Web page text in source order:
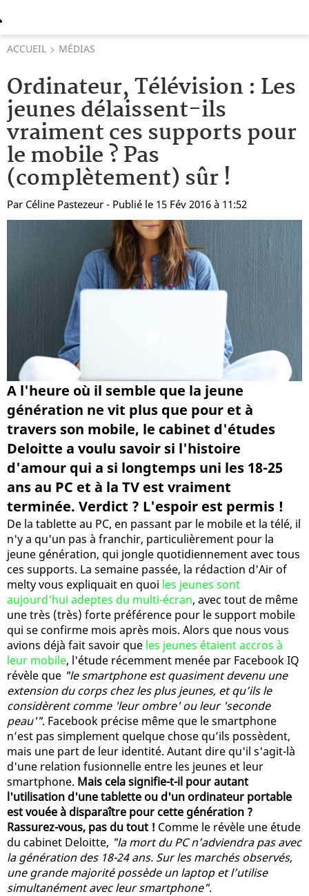
ACCUEIL MÉDIAS
Ordinateur, Télévision : Les
jeunes délaissent-ils
vraiment ces supports pour
le mobile ? Pas
(complètement) sûr !
Par Céline Pastezeur - Publié le 15 Fév 2016 à 11:52
A l'heure où il semble que la jeune
génération ne vit plus que pour et à
travers son mobile, le cabinet d'études
Deloitte a voulu savoir si l'histoire
d'amour qui a si longtemps uni les 18-25
ans au PC et à la TV est vraiment
terminée. Verdict ? L'espoir est permis !
De la tablette au PC, en passant par le mobile et la télé, il
n'y a qu'un pas à franchir, particulièrement pour la
jeune génération, qui jongle quotidiennement avec tous
ces supports. La semaine passée, la rédaction d'Air of
melty vous expliquait en quoi les jeunes sont
aujourd'hui adeptes du multi-écran, avec tout de même
une très (très) forte préférence pour le support mobile
qui se confirme mois après mois. Alors que nous vous
avions déjà fait savoir que les jeunes étaient accros à
leur mobile, l'étude récemment menée par Facebook IQ
révèle que "le smartphone est quasiment devenu une
extension du corps chez les plus jeunes, et qu’ils le
considèrent comme 'leur ombre' ou leur 'seconde
peau'". Facebook précise même que le smartphone
n’est pas simplement quelque chose qu’ils possèdent,
mais une part de leur identité. Autant dire qu'il s'agit-là
d'une relation fusionnelle entre les jeunes et leur
smartphone. Mais cela signifie-t-il pour autant
l'utilisation d'une tablette ou d'un ordinateur portable
est vouée à disparaître pour cette génération ?
Rassurez-vous, pas du tout ! Comme le révèle une étude
du cabinet Deloitte, "la mort du PC n’adviendra pas avec
la génération des 18-24 ans. Sur les marchés observés,
une grande majorité possède un laptop et l’utilise
simultanément avec leur smartphone".